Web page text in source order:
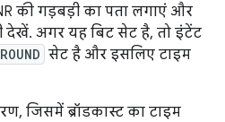
की गड़बड़ी का पता लगाएं और
देखें. अगर यह बिट सेट है, तो इंटेंट
सेट है और इसलिए टाइम
जिसमें ब्रॉडकास्ट का टाइम